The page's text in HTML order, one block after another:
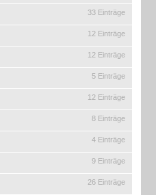
33 Einträge
12 Einträge
12 Einträge
5 Einträge
12 Einträge
8 Einträge
4 Einträge
9 Einträge
26 Einträge